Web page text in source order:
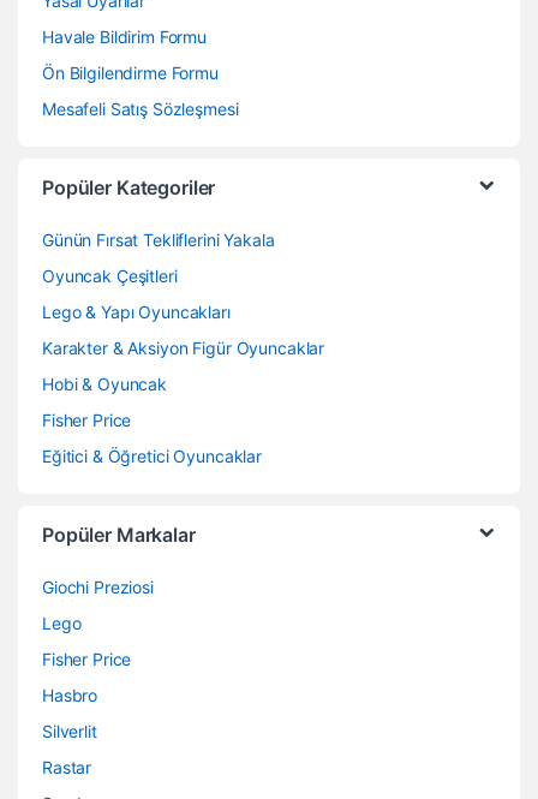
Havale Bildirim Formu
Ön Bilgilendirme Formu
Mesafeli Satış Sözleşmesi
Popüler Kategoriler
Günün Fırsat Tekliflerini Yakala
Oyuncak Çeşitleri
Lego & Yapı Oyuncakları
Karakter & Aksiyon Figür Oyuncaklar
Hobi & Oyuncak
Fisher Price
Eğitici & Öğretici Oyuncaklar
Popüler Markalar
Giochi Preziosi
Lego
Fisher Price
Hasbro
Silverlit
Rastar